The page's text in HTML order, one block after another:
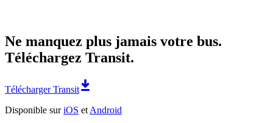
Ne manquez plus jamais votre bus.
Téléchargez Transit.
Télécharger Transit
Disponible suriOS et Android